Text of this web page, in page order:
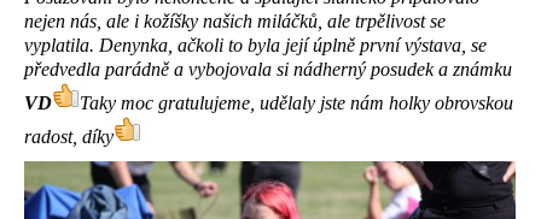
nejen nás, ale i kožíšky našich miláčků, ale trpělivost se
vyplatila. Denynka, ačkoli to byla její úplně první výstava, se
předvedla parádně a vybojovala si nádherný posudek a známku
VD
Taky moc gratulujeme, udělaly jste nám holky obrovskou
radost, díky